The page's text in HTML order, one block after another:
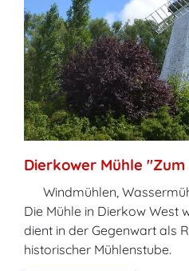
Dierkower Mühle
Windmühlen,
Die Mühle in Dierkow West
dient in der Gegenwart als
historischer Mühlenstube.